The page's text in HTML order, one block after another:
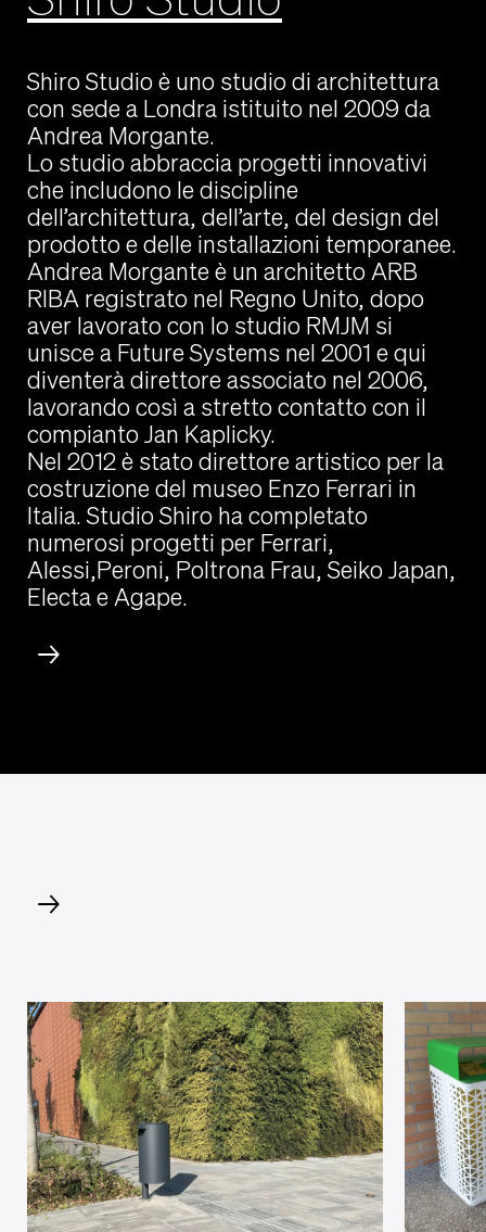
Shiro Studio è uno studio di architettura
con sede a Londra istituito nel 2009 da
Andrea Morgante.
Lo studio abbraccia progetti innovativi
che includono le discipline
dell’architettura, dell’arte, del design del
prodotto e delle installazioni temporanee.
Andrea Morgante è un architetto ARB
RIBA registrato nel Regno Unito, dopo
aver lavorato con lo studio RMJM si
unisce a Future Systems nel 2001 e qui
diventerà direttore associato nel 2006,
lavorando così a stretto contatto con il
compianto Jan Kaplicky.
Nel 2012 è stato direttore artistico per la
costruzione del museo Enzo Ferrari in
Italia. Studio Shiro ha completato
numerosi progetti per Ferrari,
Alessi,Peroni, Poltrona Frau, Seiko Japan,
Electa e Agape.